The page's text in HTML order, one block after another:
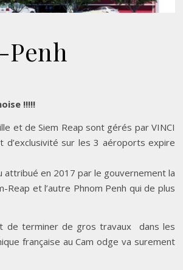
!!!!!
et de Siem Reap sont gérés par VINCI
d’exclusivité sur les 3 aéroports expire
attribué en 2017 par le gouvernement la
Reap et l’autre Phnom Penh qui de plus
de terminer de gros travaux dans les
française au Cam odge va surement